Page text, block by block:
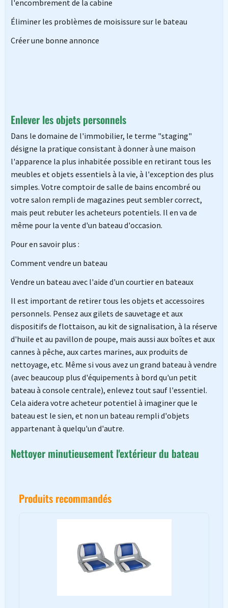
l'encombrement de la cabine
Éliminer les problèmes de moisissure sur le bateau
Créer une bonne annonce
Enlever les objets personnels
Dans le domaine de l'immobilier, le terme "staging"
désigne la pratique consistant à donner à une maison
l'apparence la plus inhabitée possible en retirant tous les
meubles et objets essentiels à la vie, à l'exception des plus
simples. Votre comptoir de salle de bains encombré ou
votre salon rempli de magazines peut sembler correct,
mais peut rebuter les acheteurs potentiels. Il en va de
même pour la vente d'un bateau d'occasion.
Pour en savoir plus :
Comment vendre un bateau
Vendre un bateau avec l'aide d'un courtier en bateaux
Il est important de retirer tous les objets et accessoires
personnels. Pensez aux gilets de sauvetage et aux
dispositifs de flottaison, au kit de signalisation, à la réserve
d'huile et au pavillon de poupe, mais aussi aux boîtes et aux
cannes à pêche, aux cartes marines, aux produits de
nettoyage, etc. Même si vous avez un grand bateau à vendre
(avec beaucoup plus d'équipements à bord qu'un petit
bateau à console centrale), enlevez tout sauf l'essentiel.
Cela aidera votre acheteur potentiel à imaginer que le
bateau est le sien, et non un bateau rempli d'objets
appartenant à quelqu'un d'autre.
Nettoyer minutieusement l'extérieur du bateau
Produits recommandés